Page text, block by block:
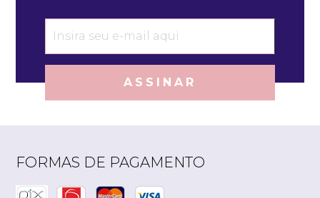
ASSINAR
FORMAS DE PAGAMENTO